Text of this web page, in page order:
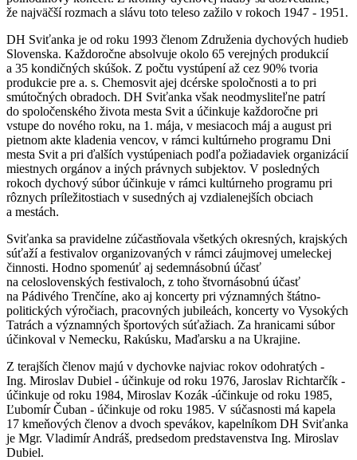
že najväčší rozmach a slávu toto teleso zažilo v rokoch 1947 - 1951.
DH Sviťanka je od roku 1993 členom Združenia dychových hudieb
Slovenska. Každoročne absolvuje okolo 65 verejných produkcií
a 35 kondičných skúšok. Z počtu vystúpení až cez 90% tvoria
produkcie pre a. s. Chemosvit ajej dcérske spoločnosti a to pri
smútočných obradoch. DH Sviťanka však neodmysliteľne patrí
do spoločenského života mesta Svit a účinkuje každoročne pri
vstupe do nového roku, na 1. mája, v mesiacoch máj a august pri
pietnom akte kladenia vencov, v rámci kultúrneho programu Dni
mesta Svit a pri ďalších vystúpeniach podľa požiadaviek organizácií
miestnych orgánov a iných právnych subjektov. V posledných
rokoch dychový súbor účinkuje v rámci kultúrneho programu pri
rôznych príležitostiach v susedných aj vzdialenejších obciach
a mestách.
Sviťanka sa pravidelne zúčastňovala všetkých okresných, krajských
súťaží a festivalov organizovaných v rámci záujmovej umeleckej
činnosti. Hodno spomenúť aj sedemnásobnú účasť
na celoslovenských festivaloch, z toho štvornásobnú účasť
na Pádivého Trenčíne, ako aj koncerty pri významných štátno-
politických výročiach, pracovných jubileách, koncerty vo Vysokých
Tatrách a významných športových súťažiach. Za hranicami súbor
účinkoval v Nemecku, Rakúsku, Maďarsku a na Ukrajine.
Z terajších členov majú v dychovke najviac rokov odohratých -
Ing. Miroslav Dubiel - účinkuje od roku 1976, Jaroslav Richtarčík -
účinkuje od roku 1984, Miroslav Kozák -účinkuje od roku 1985,
Ľubomír Čuban - účinkuje od roku 1985. V súčasnosti má kapela
17 kmeňových členov a dvoch spevákov, kapelníkom DH Sviťanka
je Mgr. Vladimír Andráš, predsedom predstavenstva Ing. Miroslav
Dubiel.